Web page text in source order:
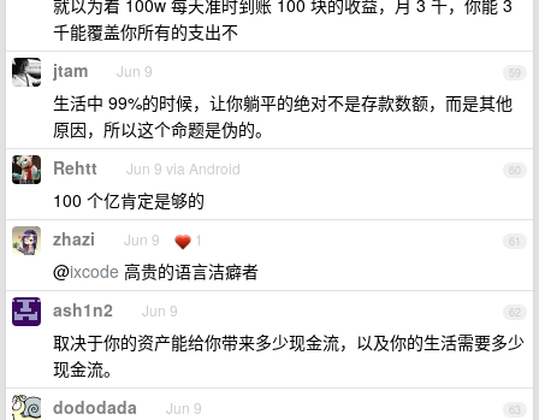
就以为着 100w 每天准时到账 100 块的收益，月 3 千，你能 3
千能覆盖你所有的支出不
59
jtam Jun 9
生活中 99%的时候，让你躺平的绝对不是存款数额，而是其他
原因，所以这个命题是伪的。
60
Rehtt Jun 9 via Android
100 个亿肯定是够的
61
zhazi Jun 9 1
@ixcode 高贵的语言洁癖者
62
ash1n2 Jun 9
取决于你的资产能给你带来多少现金流，以及你的生活需要多少
现金流。
63
dododada Jun 9